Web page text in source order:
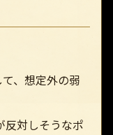
、想定外の弱
反対しそうなポ